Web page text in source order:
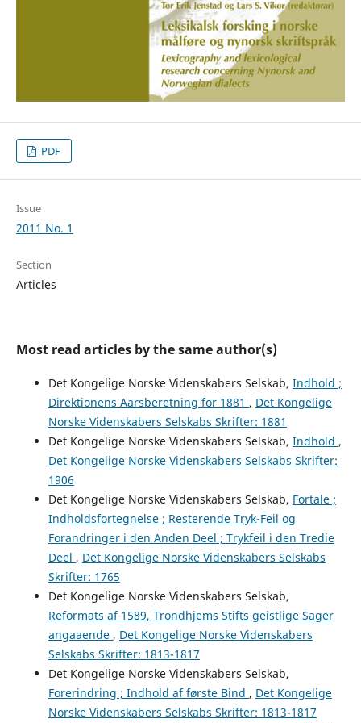
PDF
Issue
2011 No. 1
Section
Articles
Most read articles by the same author(s)
Det Kongelige Norske Videnskabers Selskab, Indhold ;
Direktionens Aarsberetning for 1881 , Det Kongelige
Norske Videnskabers Selskabs Skrifter: 1881
Det Kongelige Norske Videnskabers Selskab, Indhold ,
Det Kongelige Norske Videnskabers Selskabs Skrifter:
1906
Det Kongelige Norske Videnskabers Selskab, Fortale ;
Indholdsfortegnelse ; Resterende Tryk-Feil og
Forandringer i den Anden Deel ; Trykfeil i den Tredie
Deel , Det Kongelige Norske Videnskabers Selskabs
Skrifter: 1765
Det Kongelige Norske Videnskabers Selskab,
Reformats af 1589, Trondhjems Stifts geistlige Sager
angaaende , Det Kongelige Norske Videnskabers
Selskabs Skrifter: 1813-1817
Det Kongelige Norske Videnskabers Selskab,
Forerindring ; Indhold af første Bind , Det Kongelige
Norske Videnskabers Selskabs Skrifter: 1813-1817